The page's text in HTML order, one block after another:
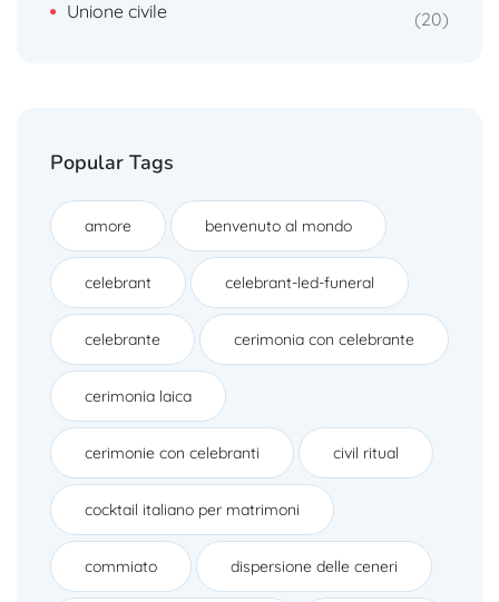
Unione civile 20
Popular Tags
amore benvenuto al mondo
celebrant celebrant-led-funeral
celebrante cerimonia con celebrante
cerimonia laica
cerimonie con celebranti civil ritual
cocktail italiano per matrimoni
commiato dispersione delle ceneri